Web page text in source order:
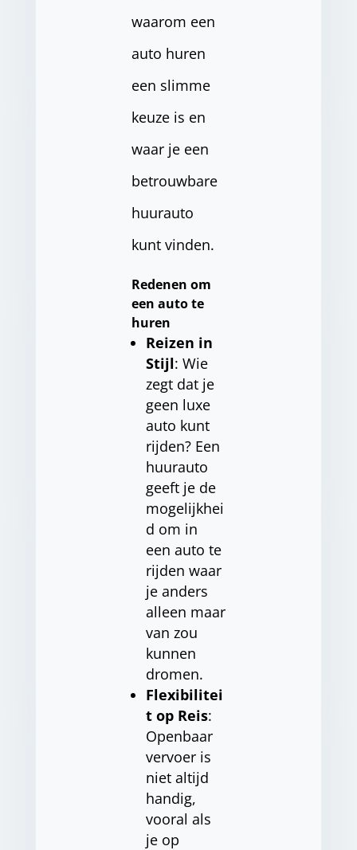
waarom een
auto huren
een slimme
keuze is en
waar je een
betrouwbare
huurauto
kunt vinden.
Redenen om
een auto te
huren
Reizen in
Stijl: Wie
zegt dat je
geen luxe
auto kunt
rijden? Een
huurauto
geeft je de
mogelijkhei
d om in
een auto te
rijden waar
je anders
alleen maar
van zou
kunnen
dromen.
Flexibilitei
t op Reis:
Openbaar
vervoer is
niet altijd
handig,
vooral als
je op